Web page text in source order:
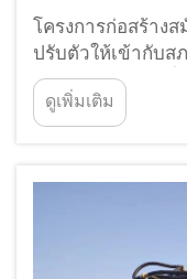
โครงการก่อสร้าง
ปรับตัวให้เข้ากับ
เฉพาะของสถานที่
ดำเนินงานที่เร่งด่
อเนกประสงค์จึงไ
ประสิทธิภาพในกา
ดูเพิ่มเติม